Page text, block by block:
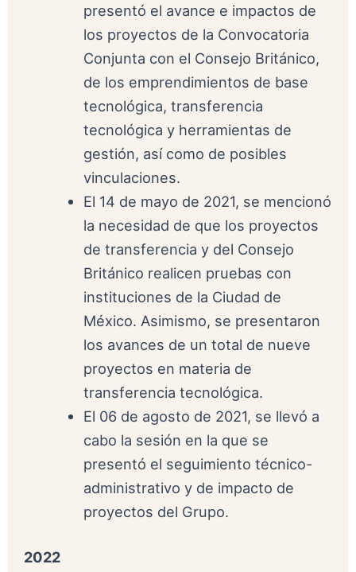
presentó el avance e impactos de
los proyectos de la Convocatoria
Conjunta con el Consejo Británico,
de los emprendimientos de base
tecnológica, transferencia
tecnológica y herramientas de
gestión, así como de posibles
vinculaciones.
El 14 de mayo de 2021, se mencionó
la necesidad de que los proyectos
de transferencia y del Consejo
Británico realicen pruebas con
instituciones de la Ciudad de
México. Asimismo, se presentaron
los avances de un total de nueve
proyectos en materia de
transferencia tecnológica.
El 06 de agosto de 2021, se llevó a
cabo la sesión en la que se
presentó el seguimiento técnico-
administrativo y de impacto de
proyectos del Grupo.
2022